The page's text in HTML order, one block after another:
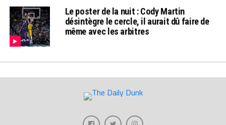
Le poster de la nuit : Cody Martin
désintègre le cercle, il aurait dû faire de
même avec les arbitres